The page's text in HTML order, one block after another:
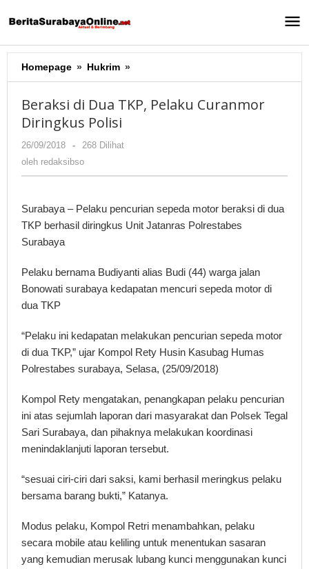
ke
Homepage » Hukrim »
di
TKP,
Beraksi di Dua TKP, Pelaku Curanmor
Diringkus Polisi
26/09/2018
oleh
redaksibso
-
268 Dilihat
oleh redaksibso
Surabaya – Pelaku pencurian sepeda motor beraksi di dua
TKP berhasil diringkus Unit Jatanras Polrestabes
Surabaya
Pelaku bernama Budiyanti alias Budi (44) warga jalan
Bonowati surabaya kedapatan mencuri sepeda motor di
dua TKP
“Pelaku ini kedapatan melakukan pencurian sepeda motor
di dua TKP,” ujar Kompol Rety Husin Kasubag Humas
Polrestabes surabaya, Selasa, (25/09/2018)
Kompol Rety mengatakan, penangkapan pelaku pencurian
ini atas sejumlah laporan dari masyarakat dan Polsek Tegal
Sari Surabaya, dan pihaknya melakukan koordinasi
menindaklanjuti laporan tersebut.
“sesuai ciri-ciri dari saksi, kami berhasil meringkus pelaku
bersama barang bukti,” Katanya.
Modus pelaku, Kompol Retri menambahkan, pelaku
secara mobile atau keliling untuk menentukan sasaran
yang kemudian merusak lubang kunci menggunakan kunci